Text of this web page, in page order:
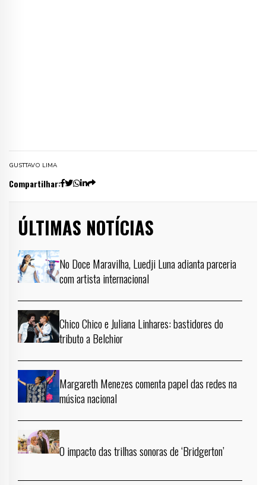
GUSTTAVO LIMA
Compartilhar:
ÚLTIMAS NOTÍCIAS
No Doce Maravilha, Luedji Luna adianta parceria
com artista internacional
Chico Chico e Juliana Linhares: bastidores do
tributo a Belchior
Margareth Menezes comenta papel das redes na
música nacional
O impacto das trilhas sonoras de ‘Bridgerton’